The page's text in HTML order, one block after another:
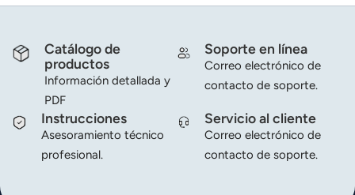
Catálogo de
productos
Información detallada y
PDF
Soporte en línea
Correo electrónico de
contacto de soporte.
Instrucciones
Asesoramiento técnico
profesional.
Servicio al cliente
Correo electrónico de
contacto de soporte.